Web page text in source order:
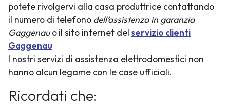
potete rivolgervi alla casa produttrice contattando
il numero di telefono dell’assistenza in garanzia
Gaggenauo il sito internet del servizio clienti
Gaggenau
I nostri servizi di assistenza elettrodomestici non
hanno alcun legame con le case ufficiali.
Ricordati che: